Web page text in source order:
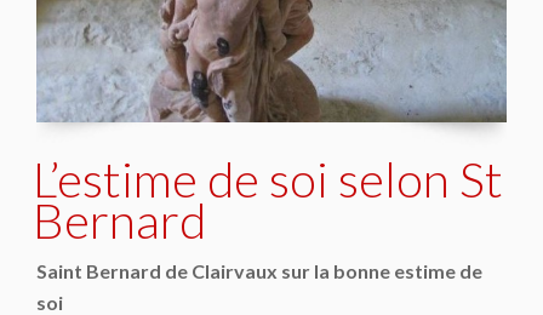
L’estime de soi selon St
Bernard
Saint Bernard de Clairvaux sur la bonne estime de
soi